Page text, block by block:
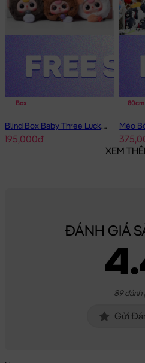
Mèo Bông Tam Thể Baby đeo yếm
Gấu Bông lớn nhỏ khác nhau:
Cách đo Size Gấu Bông:
Gấu Ngồi (có chân):
mông đến chân (Theo
liệu lông cao cấp, bên trong Gấu
hồi tinh khiết, giúp Mèo Bông Tam
lập tức bạn sẽ được tích lũy điểm
cho lần mua kế tiếp.
Đặc biệt, với số điện
bạn mua sẽ được bảo hành
Gấu của bạn bị bung chỉ? bạn cứ
Box
Blind Box Baby Three Lucky Cat Mèo Thần Tài Baby Three
195,000đ
80cm
XEM
ĐÁNH GIÁ
89 đánh
Gửi